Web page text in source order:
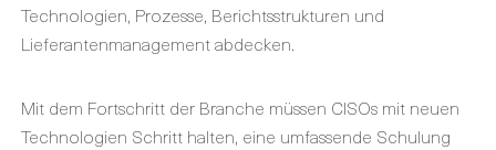
Technologien, Prozesse, Berichtsstrukturen und
Lieferantenmanagement abdecken.
Mit dem Fortschritt der Branche müssen CISOs mit neuen
Technologien Schritt halten, eine umfassende Schulung